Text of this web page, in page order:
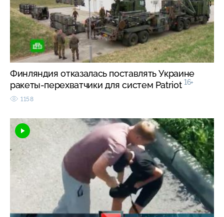
Финляндия отказалась поставлять Украине
ракеты-перехватчики для систем Patriot 16+
1158